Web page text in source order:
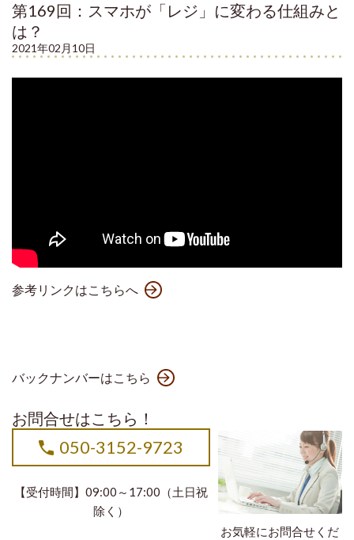
第169回：スマホが「レジ」に変わる仕組みと
は？
2021年02月10日
参考リンクはこちらへ
バックナンバーはこちら
お問合せはこちら！
お気軽にお問合せくだ
050-3152-9723
【受付時間】09:00～17:00（土日祝
除く）